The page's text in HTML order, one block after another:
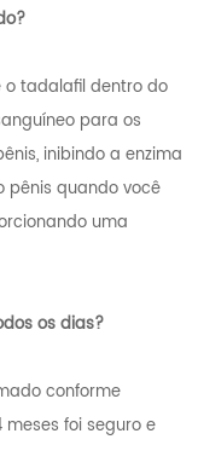
o tadalafil dentro do
para os
inibindo a enzima
pênis quando você
uma
os dias?
conforme
foi seguro e